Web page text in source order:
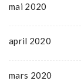
mai 2020
april 2020
mars 2020